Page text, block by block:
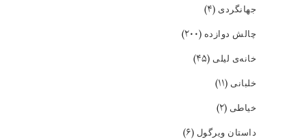
جهانگردی (۴)
چالش دوازده (۲۰۰)
خانه‌ی لیلی (۴۵)
خلبانی (۱۱)
خیاطی (۲)
داستان ویرگول (۶)